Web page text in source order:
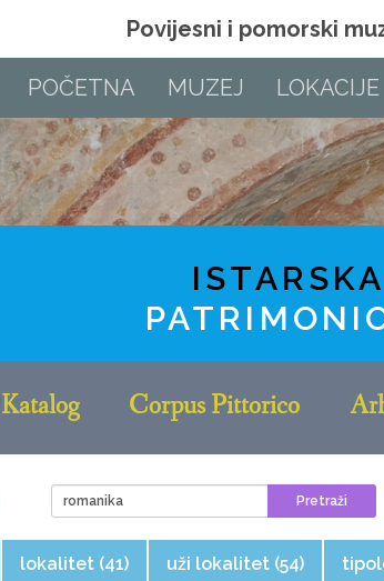
Povijesni i pomorski
POČETNA MUZEJ LOKACIJE
Katalog Corpus Pittorico
Pretraži
lokalitet (41) uži lokalitet (54)